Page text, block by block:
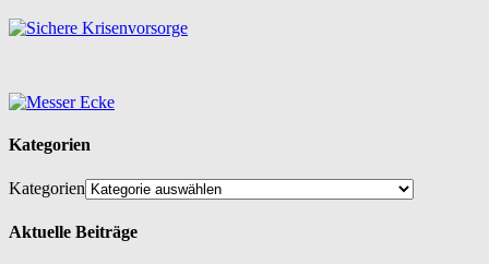
Kategorien
Kategorien
Aktuelle Beiträge